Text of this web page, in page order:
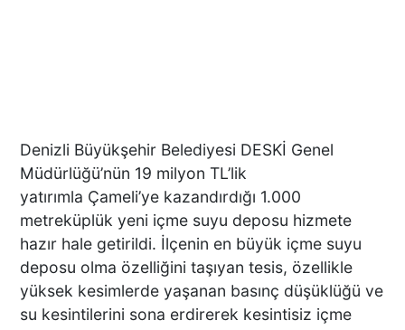
Denizli Büyükşehir Belediyesi DESKİ Genel
Müdürlüğü’nün 19 milyon TL’lik
yatırımla Çameli’ye kazandırdığı 1.000
metreküplük yeni içme suyu deposu hizmete
hazır hale getirildi. İlçenin en büyük içme suyu
deposu olma özelliğini taşıyan tesis, özellikle
yüksek kesimlerde yaşanan basınç düşüklüğü ve
su kesintilerini sona erdirerek kesintisiz içme